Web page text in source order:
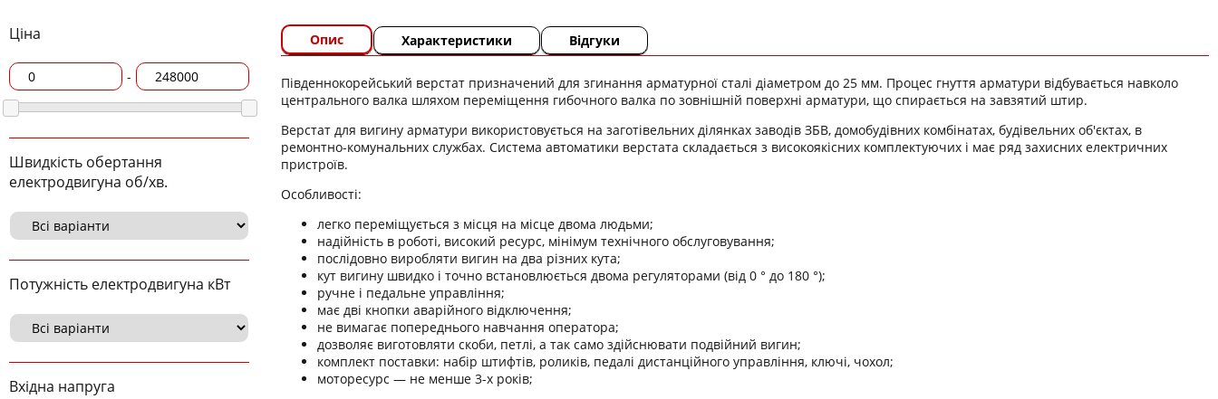
Ціна
-
Швидкість обертання
електродвигуна об/хв.
Потужність електродвигуна кВт
Вхідна напруга
Опис Характеристики Відгуки
Південнокорейський верстат призначений для згинання арматурної сталі діаметром до 25 мм. Процес гнуття арматури відбувається навколо
центрального валка шляхом переміщення гибочного валка по зовнішній поверхні арматури, що спирається на завзятий штир.
Верстат для вигину арматури використовується на заготівельних ділянках заводів ЗБВ, домобудівних комбінатах, будівельних об'єктах, в
ремонтно-комунальних службах. Система автоматики верстата складається з високоякісних комплектуючих і має ряд захисних електричних
пристроїв.
Особливості:
легко переміщується з місця на місце двома людьми;
надійність в роботі, високий ресурс, мінімум технічного обслуговування;
послідовно виробляти вигин на два різних кута;
кут вигину швидко і точно встановлюється двома регуляторами (від 0 ° до 180 °);
ручне і педальне управління;
має дві кнопки аварійного відключення;
не вимагає попереднього навчання оператора;
дозволяє виготовляти скоби, петлі, а так само здійснювати подвійний вигин;
комплект поставки: набір штифтів, роликів, педалі дистанційного управління, ключі, чохол;
моторесурс — не менше 3-х років;